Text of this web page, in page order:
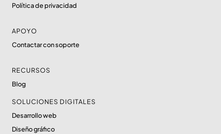
Política de privacidad
APOYO
Contactar con soporte
RECURSOS
Blog
SOLUCIONES DIGITALES
Desarrollo web
Diseño gráfico